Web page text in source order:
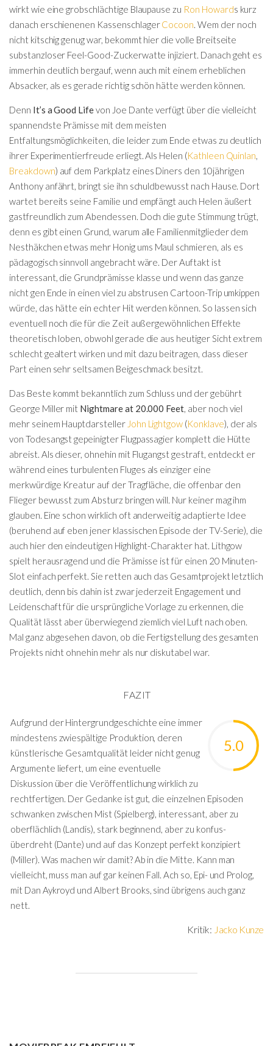
wirkt wie eine grobschlächtige Blaupause zu Ron Howards kurz
danach erschienenen KassenschlagerCocoon . Wem der noch
nicht kitschig genug war, bekommt hier die volle Breitseite
substanzloser Feel-Good-Zuckerwatte injiziert. Danach geht es
immerhin deutlich bergauf, wenn auch mit einem erheblichen
Absacker, als es gerade richtig schön hätte werden können.
Denn It’s a Good Lifevon Joe Dante verfügt über die vielleicht
spannendste Prämisse mit dem meisten
Entfaltungsmöglichkeiten, die leider zum Ende etwas zu deutlich
ihrer Experimentierfreude erliegt. Als Helen (Kathleen Quinlan
Breakdown) auf dem Parkplatz eines Diners den 10jährigen
Anthony anfährt, bringt sie ihn schuldbewusst nach Hause. Dort
wartet bereits seine Familie und empfängt auch Helen äußert
gastfreundlich zum Abendessen. Doch die gute Stimmung trügt,
denn es gibt einen Grund, warum alle Familienmitglieder dem
Nesthäkchen etwas mehr Honig ums Maul schmieren, als es
pädagogisch sinnvoll angebracht wäre. Der Auftakt ist
interessant, die Grundprämisse klasse und wenn das ganze
nicht gen Ende in einen viel zu abstrusen Cartoon-Trip umkippen
würde, das hätte ein echter Hit werden können. So lassen sich
eventuell noch die für die Zeit außergewöhnlichen Effekte
theoretisch loben, obwohl gerade die aus heutiger Sicht extrem
schlecht gealtert wirken und mit dazu beitragen, dass dieser
Part einen sehr seltsamen Beigeschmack besitzt.
Das Beste kommt bekanntlich zum Schluss und der gebührt
George Miller mit Nightmare at 20.000 Feet , aber noch viel
mehr seinem Hauptdarsteller John Lightgow (Konklave), der als
von Todesangst gepeinigter Flugpassagier komplett die Hütte
abreist. Als dieser, ohnehin mit Flugangst gestraft, entdeckt er
während eines turbulenten Fluges als einziger eine
merkwürdige Kreatur auf der Tragfläche, die offenbar den
Flieger bewusst zum Absturz bringen will. Nur keiner mag ihm
glauben. Eine schon wirklich oft anderweitig adaptierte Idee
(beruhend auf eben jener klassischen Episode der TV-Serie), die
auch hier den eindeutigen Highlight-Charakter hat. Lithgow
spielt herausragend und die Prämisse ist für einen 20 Minuten-
Slot einfach perfekt. Sie retten auch das Gesamtprojekt letztlich
deutlich, denn bis dahin ist zwar jederzeit Engagement und
Leidenschaft für die ursprüngliche Vorlage zu erkennen, die
Qualität lässt aber überwiegend ziemlich viel Luft nach oben.
Mal ganz abgesehen davon, ob die Fertigstellung des gesamten
Projekts nicht ohnehin mehr als nur diskutabel war.
FAZIT
5.0
Aufgrund der Hintergrundgeschichte eine immer
mindestens zwiespältige Produktion, deren
künstlerische Gesamtqualität leider nicht genug
Argumente liefert, um eine eventuelle
Diskussion über die Veröffentlichung wirklich zu
rechtfertigen. Der Gedanke ist gut, die einzelnen Episoden
schwanken zwischen Mist (Spielberg), interessant, aber zu
oberflächlich (Landis), stark beginnend, aber zu konfus-
überdreht (Dante) und auf das Konzept perfekt konzipiert
(Miller). Was machen wir damit? Ab in die Mitte. Kann man
vielleicht, muss man auf gar keinen Fall. Ach so, Epi- und Prolog,
mit Dan Aykroyd und Albert Brooks, sind übrigens auch ganz
nett.
Kritik: Jacko Kunze